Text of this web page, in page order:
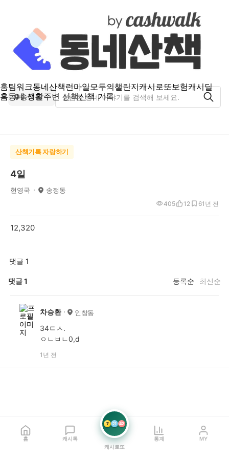
홈팀워크동네산책런마일모두의챌린지캐시로또보험캐시딜
홈동네 생활주변 산책산책 기록
송정동
산책기록 자랑하기
4일
현영국 송정동
1년 전
405 12 6
12,320
댓글 1
댓글1 등록순 최신순
차승환 인창동
34ㄷㅅ.
ㅇㄴㅂㄴ0,d
1년 전
홈 캐시톡
7 21 42
캐시로또
통계 MY